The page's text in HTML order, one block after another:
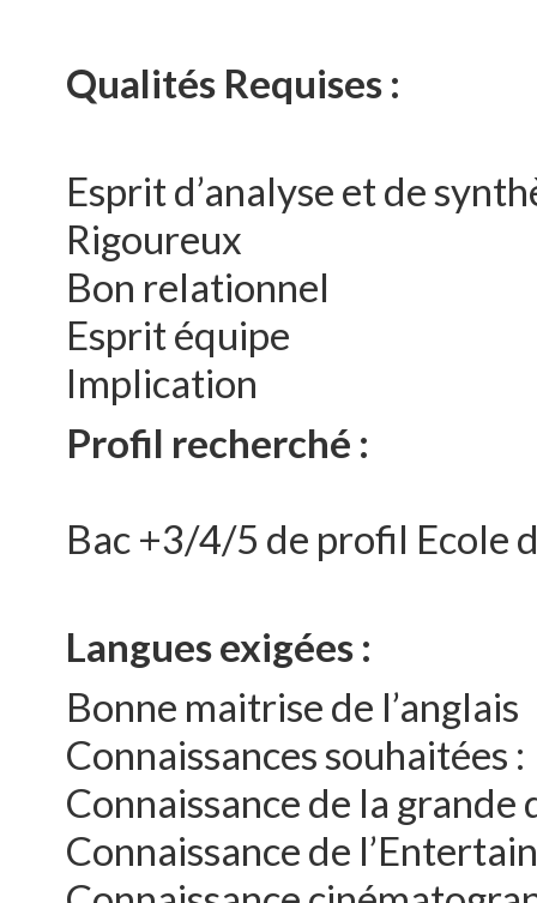
Qualités Requises :
Esprit d’analyse et de
Rigoureux
Bon relationnel
Esprit équipe
Implication
Profil recherché :
Bac +3/4/5 de profil Ecole
Langues exigées :
Bonne maitrise de l’anglais
Connaissances souhaitées :
Connaissance de la
Connaissance de